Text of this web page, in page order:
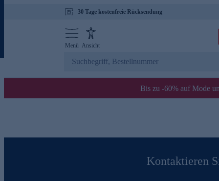
30 Tage kostenfreie Rücksendung
Menü Ansicht
Bis zu -60% auf Mode
Kontaktieren